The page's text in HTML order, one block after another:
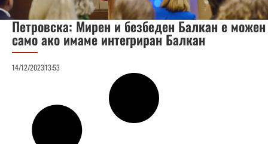
Петровска: Мирен и безбеден Балкан е можен
само ако имаме интегриран Балкан
14/12/202313:53